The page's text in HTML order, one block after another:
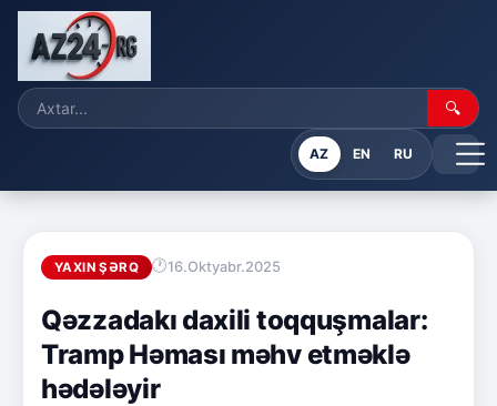
🔍
AZ EN RU
YAXIN ŞƏRQ 16.Oktyabr.2025
Qəzzadakı daxili toqquşmalar:
Tramp Həması məhv etməklə
hədələyir